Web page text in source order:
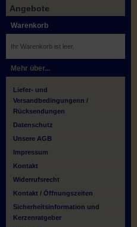
Angebote
Warenkorb
Ihr Warenkorb ist leer.
Mehr über...
Liefer- und
Versandbedingungenn /
Rücksendungen
Datenschutz
Unsere AGB
Impressum
Kontakt
Widerrufsrecht
Kontakt / Öffnungszeiten
Sicherheitsinformation und
Kerzenratgeber